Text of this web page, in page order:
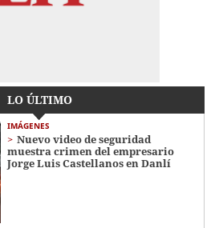
LO ÚLTIMO
IMÁGENES
Nuevo video de seguridad
muestra crimen del empresario
Jorge Luis Castellanos en Danlí